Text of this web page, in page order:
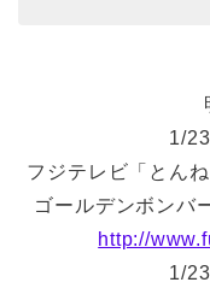
1/
フジテレビ「とん
ゴールデンボンバ
http://
1/